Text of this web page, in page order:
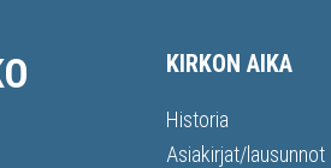
KIRKON AIKA
Historia
Asiakirjat/lausunnot